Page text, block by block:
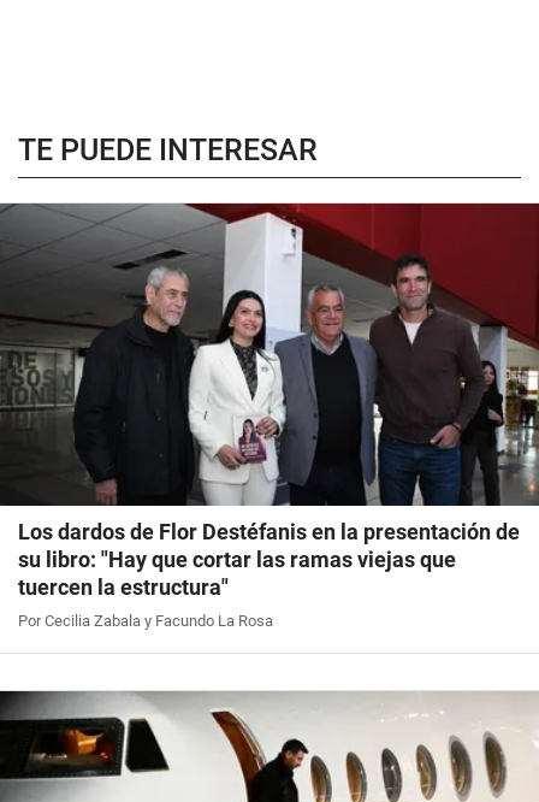
TE PUEDE INTERESAR
Los dardos de Flor Destéfanis en la presentación de
su libro: "Hay que cortar las ramas viejas que
tuercen la estructura"
Por Cecilia Zabala y Facundo La Rosa